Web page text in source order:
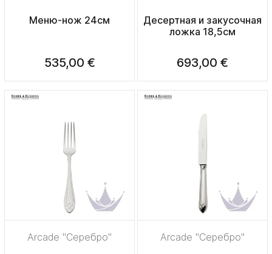
Меню-нож 24см
535,00 €
Десертная и закусочная
ложка 18,5см
693,00 €
Arcade "Серебро" Arcade "Серебро"